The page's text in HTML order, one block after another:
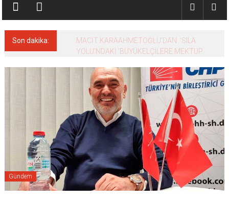
Son dakika:
MACİT KARAAHMETOĞLU’DAN ‘SILA
YOLU’NDAKİ ’BÜYÜKELÇİLERE MEKTUP
Gündem